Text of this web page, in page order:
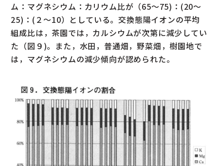
ム：マグネシウム：カリウム比が（65～75)：(20～
25)：(２～10）としている。交換態陽イオンの平均
組成比は，茶園では，カルシウムが次第に減少してい
た（図９)。また，水田，普通畑，野菜畑，樹園地で
は，マグネシウムの減少傾向が認められた。